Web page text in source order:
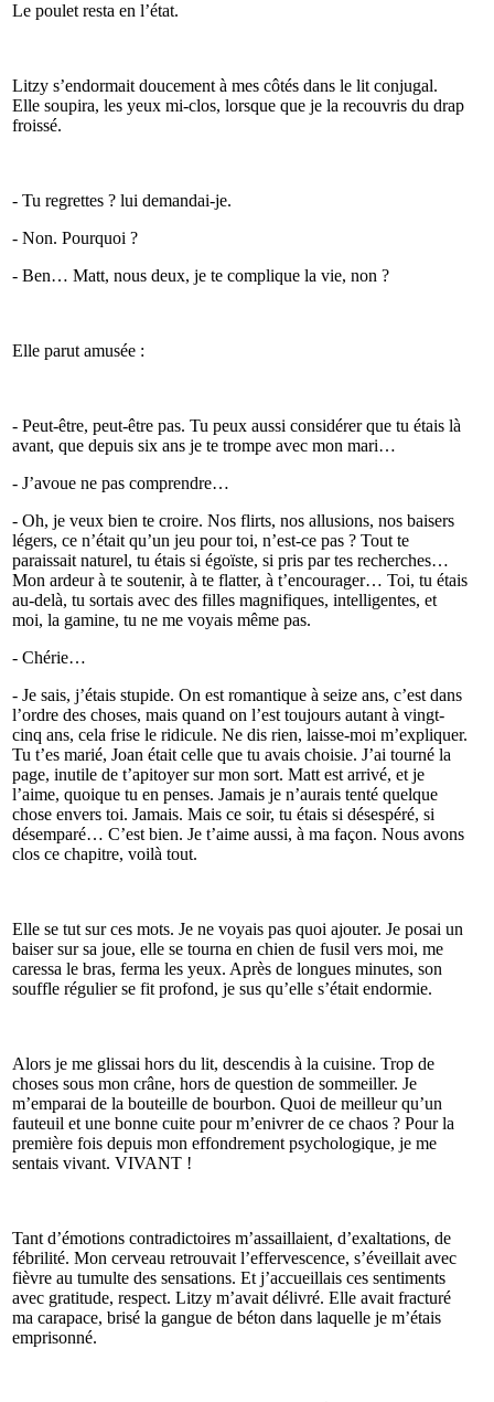
Le poulet resta en l’état.
Litzy s’endormait doucement à mes côtés dans le lit conjugal.
Elle soupira, les yeux mi-clos, lorsque que je la recouvris du drap
froissé.
- Tu regrettes ? lui demandai-je.
- Non. Pourquoi ?
- Ben… Matt, nous deux, je te complique la vie, non ?
Elle parut amusée :
- Peut-être, peut-être pas. Tu peux aussi considérer que tu étais là
avant, que depuis six ans je te trompe avec mon mari…
- J’avoue ne pas comprendre…
- Oh, je veux bien te croire. Nos flirts, nos allusions, nos baisers
légers, ce n’était qu’un jeu pour toi, n’est-ce pas ? Tout te
paraissait naturel, tu étais si égoïste, si pris par tes recherches…
Mon ardeur à te soutenir, à te flatter, à t’encourager… Toi, tu étais
au-delà, tu sortais avec des filles magnifiques, intelligentes, et
moi, la gamine, tu ne me voyais même pas.
- Chérie…
- Je sais, j’étais stupide. On est romantique à seize ans, c’est dans
l’ordre des choses, mais quand on l’est toujours autant à vingt-
cinq ans, cela frise le ridicule. Ne dis rien, laisse-moi m’expliquer.
Tu t’es marié, Joan était celle que tu avais choisie. J’ai tourné la
page, inutile de t’apitoyer sur mon sort. Matt est arrivé, et je
l’aime, quoique tu en penses. Jamais je n’aurais tenté quelque
chose envers toi. Jamais. Mais ce soir, tu étais si désespéré, si
désemparé… C’est bien. Je t’aime aussi, à ma façon. Nous avons
clos ce chapitre, voilà tout.
Elle se tut sur ces mots. Je ne voyais pas quoi ajouter. Je posai un
baiser sur sa joue, elle se tourna en chien de fusil vers moi, me
caressa le bras, ferma les yeux. Après de longues minutes, son
souffle régulier se fit profond, je sus qu’elle s’était endormie.
Alors je me glissai hors du lit, descendis à la cuisine. Trop de
choses sous mon crâne, hors de question de sommeiller. Je
m’emparai de la bouteille de bourbon. Quoi de meilleur qu’un
fauteuil et une bonne cuite pour m’enivrer de ce chaos ? Pour la
première fois depuis mon effondrement psychologique, je me
sentais vivant. VIVANT !
Tant d’émotions contradictoires m’assaillaient, d’exaltations, de
fébrilité. Mon cerveau retrouvait l’effervescence, s’éveillait avec
fièvre au tumulte des sensations. Et j’accueillais ces sentiments
avec gratitude, respect. Litzy m’avait délivré. Elle avait fracturé
ma carapace, brisé la gangue de béton dans laquelle je m’étais
emprisonné.